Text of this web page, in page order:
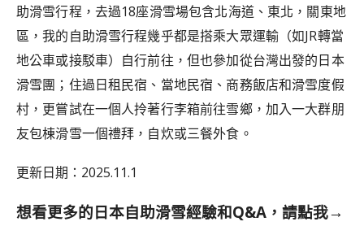
助滑雪行程，去過18座滑雪場包含北海道、東北，關東地
區，我的自助滑雪行程幾乎都是搭乘大眾運輸（如JR轉當
地公車或接駁車）自行前往，但也參加從台灣出發的日本
滑雪團；住過日租民宿、當地民宿、商務飯店和滑雪度假
村，更嘗試在一個人拎著行李箱前往雪鄉，加入一大群朋
友包棟滑雪一個禮拜，自炊或三餐外食。
更新日期：2025.11.1
想看更多的日本自助滑雪經驗和Q&A，請點我→